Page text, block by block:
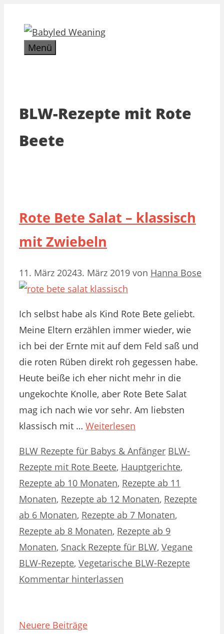
Inhalt
springenMenü
BLW-Rezepte mit Rote
Beete
Rote Bete Salat – klassisch
mit Zwiebeln
11. März 20243. März 2019 von Hanna Bose
Ich selbst habe als Kind Rote Bete geliebt.
Meine Eltern erzählen immer wieder, wie
ich bei der Ernte mit auf dem Feld saß und
die roten Rüben direkt roh gegessen habe.
Heute beiße ich eher nicht mehr in die
ungekochte Knolle, aber Rote Bete Salat
mag ich nach wie vor sehr. Am liebsten
klassisch mit … Weiterlesen
Kategorien
BLW Rezepte für Babys & Anfänger Schlagwörter
BLW-
Rezepte mit Rote Beete, Hauptgerichte,
Rezepte ab 10 Monaten, Rezepte ab 11
Monaten, Rezepte ab 12 Monaten, Rezepte
ab 6 Monaten, Rezepte ab 7 Monaten,
Rezepte ab 8 Monaten, Rezepte ab 9
Monaten, Snack Rezepte für BLW, Vegane
BLW-Rezepte, Vegetarische BLW-Rezepte
Kommentar hinterlassen
Neuere Beiträge